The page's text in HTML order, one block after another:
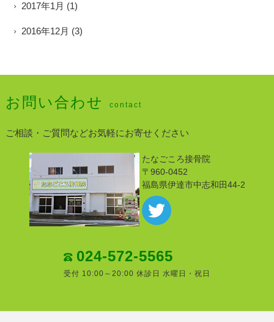
2017年1月 (1)
2016年12月 (3)
お問い合わせ contact
ご相談・ご質問などお気軽にお寄せください
たなごころ接骨院
〒960-0452
福島県伊達市中志和田44-2
024-572-5565
受付 10:00～20:00 休診日 水曜日・祝日